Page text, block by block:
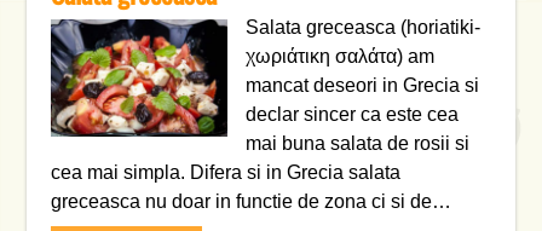
Salata greceasca (horiatiki-
χωριάτικη σαλάτα) am
mancat deseori in Grecia si
declar sincer ca este cea
mai buna salata de rosii si
cea mai simpla. Difera si in Grecia salata
greceasca nu doar in functie de zona ci si de…